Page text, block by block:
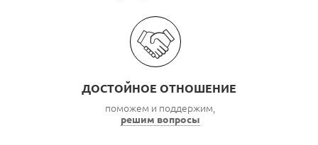
ДОСТОЙНОЕ ОТНОШЕНИЕ
поможем и поддержим,
решим вопросы